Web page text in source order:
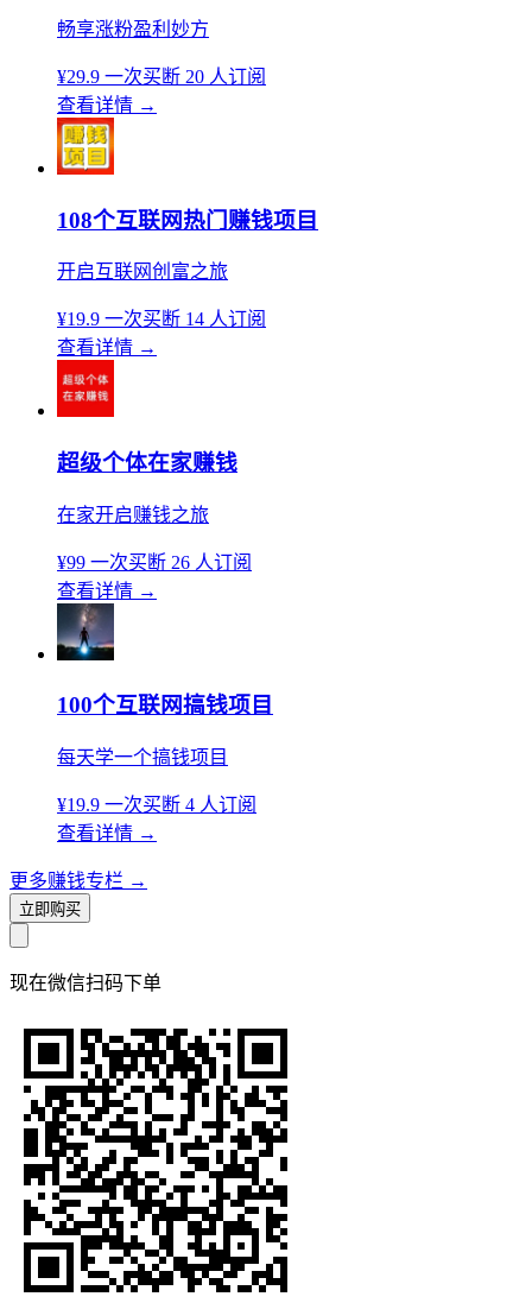
畅享涨粉盈利妙方
¥29.9 一次买断 20 人订阅
查看详情 →
108个互联网热门赚钱项目
开启互联网创富之旅
¥19.9 一次买断 14 人订阅
查看详情 →
超级个体在家赚钱
在家开启赚钱之旅
¥99 一次买断 26 人订阅
查看详情 →
100个互联网搞钱项目
每天学一个搞钱项目
¥19.9 一次买断 4 人订阅
查看详情 →
更多赚钱专栏 →
立即购买
现在微信扫码下单